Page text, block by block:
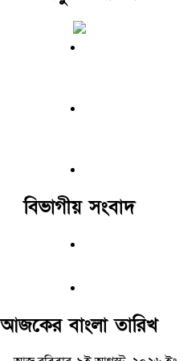
বিভাগীয় সংবাদ
আজকের বাংলা তারিখ